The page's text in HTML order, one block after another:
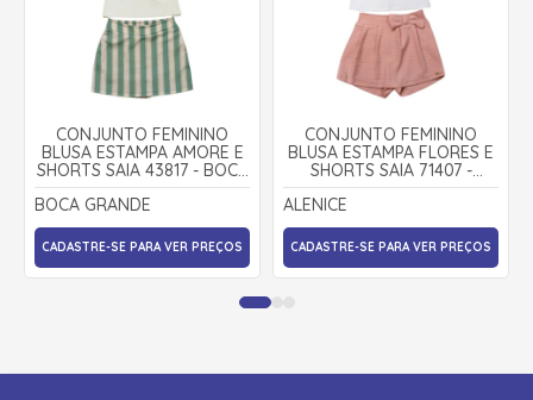
CONJUNTO FEMININO
BLUSA ESTAMPA AMORE E
SHORTS SAIA 43817 - BOCA
GRANDE
BOCA GRANDE
CADASTRE-SE PARA VER PREÇOS
CONJUNTO FEMININO
BLUSA ESTAMPA FLORES E
SHORTS SAIA 71407 -
ALENICE
ALENICE
CADASTRE-SE PARA VER PREÇOS